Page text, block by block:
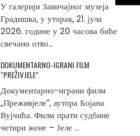
У галерији Завичајног музеја
Градишка, у уторак, 21. јула
2026. године у 20 часова биће
свечано отво...
DOKUMENTARNO-IGRANI FILM
“PREŽIVJELE”
Документарно-играни филм
„Преживјеле“, аутора Бојана
Вујчића. Филм прати судбине
четири жене – Јеле ...